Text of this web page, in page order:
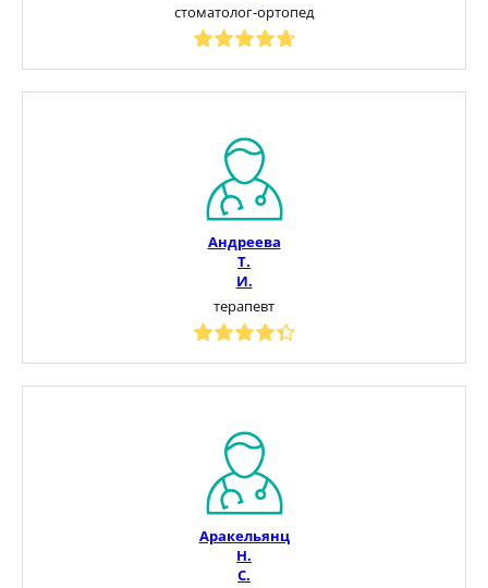
стоматолог-ортопед
Андреева
Т.
И.
терапевт
Аракельянц
Н.
С.